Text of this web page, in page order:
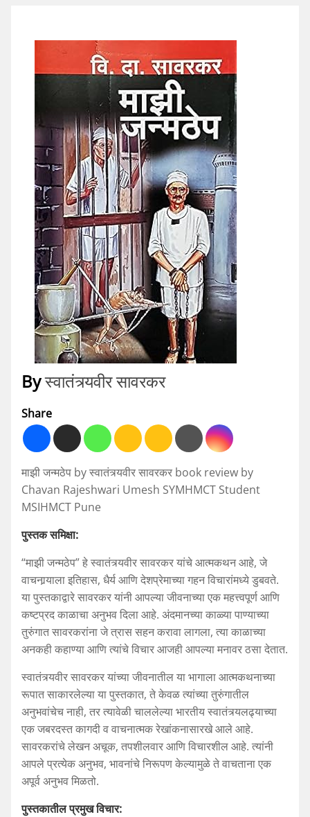
Byस्वातंत्र्यवीर सावरकर
Share
माझी जन्मठेप by स्वातंत्र्यवीर सावरकर book review by
Chavan Rajeshwari Umesh SYMHMCT Student
MSIHMCT Pune
पुस्तकसमिक्षा:
“माझी जन्मठेप” हे स्वातंत्र्यवीर सावरकर यांचे आत्मकथन आहे, जे
वाचनार्‍याला इतिहास, धैर्य आणि देशप्रेमाच्या गहन विचारांमध्ये डुबवते.
या पुस्तकाद्वारे सावरकर यांनी आपल्या जीवनाच्या एक महत्त्वपूर्ण आणि
कष्टप्रद काळाचा अनुभव दिला आहे. अंदमानच्या काळ्या पाण्याच्या
तुरुंगात सावरकरांना जे त्रास सहन करावा लागला, त्या काळाच्या
अनकही कहाण्या आणि त्यांचे विचार आजही आपल्या मनावर ठसा देतात.
स्वातंत्र्यवीर सावरकर यांच्या जीवनातील या भागाला आत्मकथनाच्या
रूपात साकारलेल्या या पुस्तकात, ते केवळ त्यांच्या तुरुंगातील
अनुभवांचेच नाही, तर त्यावेळी चाललेल्या भारतीय स्वातंत्र्यलढ्याच्या
एक जबरदस्त कागदी व वाचनात्मक रेखांकनासारखे आले आहे.
सावरकरांचे लेखन अचूक, तपशीलवार आणि विचारशील आहे. त्यांनी
आपले प्रत्येक अनुभव, भावनांचे निरूपण केल्यामुळे ते वाचताना एक
अपूर्व अनुभव मिळतो.
पुस्तकातीलप्रमुखविचार: